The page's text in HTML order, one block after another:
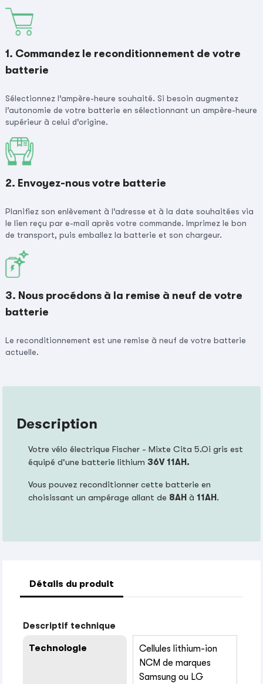
1. Commandez le reconditionnement de votre
batterie
Sélectionnez l’ampère-heure souhaité. Si besoin augmentez
l’autonomie de votre batterie en sélectionnant un ampère-heure
supérieur à celui d’origine.
2. Envoyez-nous votre batterie
Planifiez son enlèvement à l’adresse et à la date souhaitées via
le lien reçu par e-mail après votre commande. Imprimez le bon
de transport, puis emballez la batterie et son chargeur.
3. Nous procédons à la remise à neuf de votre
batterie
Le reconditionnement est une remise à neuf de votre batterie
actuelle.
Description
Votre vélo électrique Fischer - Mixte Cita 5.Oi gris est
équipé d'une batterie lithium 36V 11AH.
Vous pouvez reconditionner cette batterie en
choisissant un ampérage allant de 8AH à 11AH.
Détails du produit
Descriptif technique
Technologie
Cellules lithium-ion
NCM de marques
Samsung ou LG